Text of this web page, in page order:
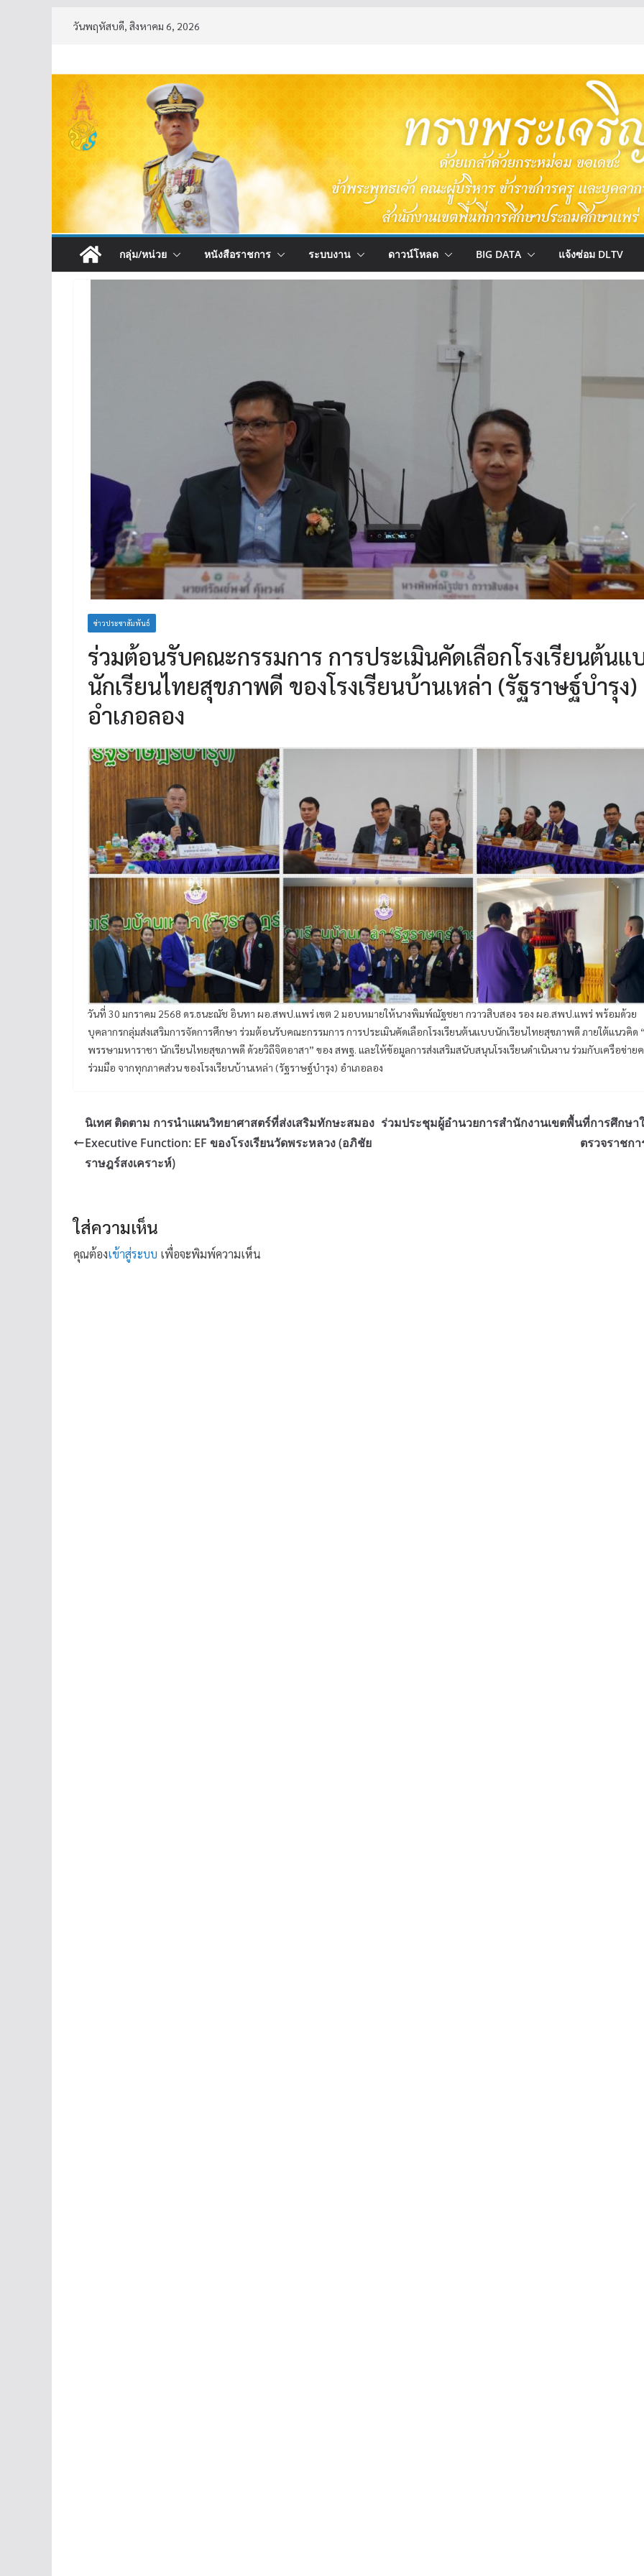
วันพฤหัสบดี, สิงหาคม 6, 2026
กลุ่ม/หน่วย หนังสือราชการ ระบบงาน ดาวน์โหลด BIG DATA แจ้งซ่อม DLTV
ข่าวประชาสัมพันธ์
ร่วมต้อนรับคณะกรรมการ การประเมินคัดเลือกโรงเรียนต้นแ
นักเรียนไทยสุขภาพดี ของโรงเรียนบ้านเหล่า (รัฐราษฐ์บำรุง)
อำเภอลอง
วันที่ 30 มกราคม 2568 ดร.ธนะณัช อินทา ผอ.สพป.แพร่ เขต 2 มอบหมายให้นางพิมพ์ณัฐชยา กวาวสิบสอง รอง ผอ.สพป.แพร่ พร้อมด้วย
บุคลากรกลุ่มส่งเสริมการจัดการศึกษา ร่วมต้อนรับคณะกรรมการ การประเมินคัดเลือกโรงเรียนต้นแบบนักเรียนไทยสุขภาพดี ภายใต้แนวคิด
พรรษามหาราชา นักเรียนไทยสุขภาพดี ด้วยวิถีจิตอาสา” ของ สพฐ. และให้ข้อมูลการส่งเสริมสนับสนุนโรงเรียนดำเนินงาน ร่วมกับเครือข่าย
ร่วมมือ จากทุกภาคส่วน ของโรงเรียนบ้านเหล่า (รัฐราษฐ์บำรุง) อำเภอลอง
นิเทศ ติดตาม การนำแผนวิทยาศาสตร์ที่ส่งเสริมทักษะสมอง
Executive Function: EF ของโรงเรียนวัดพระหลวง (อภิชัย
ราษฎร์สงเคราะห์)
ร่วมประชุมผู้อำนวยการสำนักงานเขตพื้นที่การศึกษา
ตรวจราชก
ใส่ความเห็น
คุณต้องเข้าสู่ระบบ เพื่อจะพิมพ์ความเห็น